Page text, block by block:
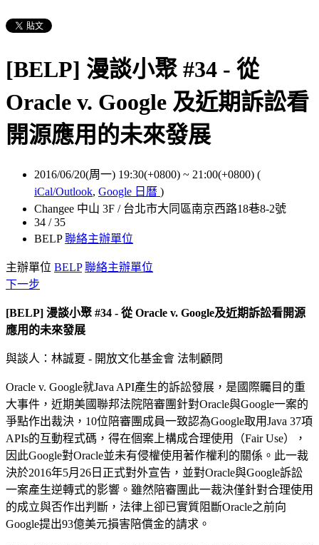
[BELP] 漫談小聚 #34 - 從
Oracle v. Google 及近期訴訟看
開源應用的未來發展
2016/06/20(周一) 19:30(+0800) ~ 21:00(+0800) (
iCal/Outlook, Google 日曆 )
Changee 中山 3F / 台北市大同區南京西路18巷8-2號
34 / 35
BELP聯絡主辦單位
主辦單位 BELP 聯絡主辦單位
下一步
[BELP] 漫談小聚 #34 - 從 Oracle v. Google及近期訴訟看開源
應用的未來發展
與談人：林誠夏 - 開放文化基金會 法制顧問
Oracle v. Google就Java API產生的訴訟發展，是國際矚目的重
大事件，近期美國聯邦法院陪審團針對Oracle與Google一案的
爭點作出裁決，10位陪審團成員一致認為Google取用Java 37項
APIs的互動程式碼，得在個案上構成合理使用（Fair Use），
因此Google對Oracle並未有侵權使用著作權利的關係。此一裁
決於2016年5月26日正式對外宣告，並對Oracle與Google訴訟
一案產生逆轉式的影響。雖然陪審團此一裁決僅針對合理使用
的成立與否作出判斷，法律上卻已實質阻斷Oracle之前向
Google提出93億美元損害陪償金的請求。